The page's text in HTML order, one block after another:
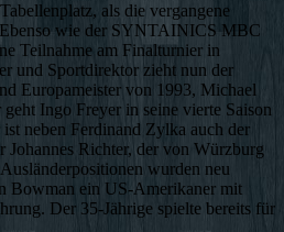
als die vergangene
wie der SYNTAINICS MBC
Teilnahme am Finalturnier in
und Sportdirektor zieht nun der
Europameister von 1993, Michael
Ingo Freyer in seine vierte Saison
neben Ferdinand Zylka auch der
Johannes Richter, der von Würzburg
wurden neu
Bowman ein US-Amerikaner mit
Der 35-Jährige spielte bereits für